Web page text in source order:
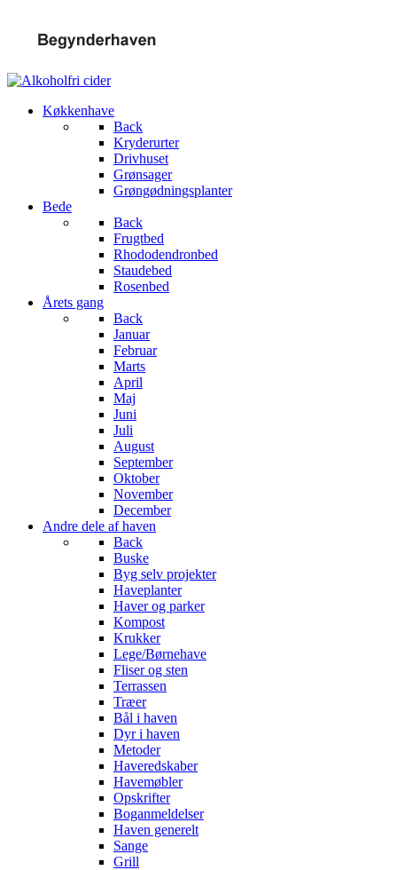
Køkkenhave
Back
Kryderurter
Drivhuset
Grønsager
Grøngødningsplanter
Bede
Back
Frugtbed
Rhododendronbed
Staudebed
Rosenbed
Årets gang
Back
Januar
Februar
Marts
April
Maj
Juni
Juli
August
September
Oktober
November
December
Andre dele af haven
Back
Buske
Byg selv projekter
Haveplanter
Haver og parker
Kompost
Krukker
Lege/Børnehave
Fliser og sten
Terrassen
Træer
Bål i haven
Dyr i haven
Metoder
Haveredskaber
Havemøbler
Opskrifter
Boganmeldelser
Haven generelt
Sange
Grill